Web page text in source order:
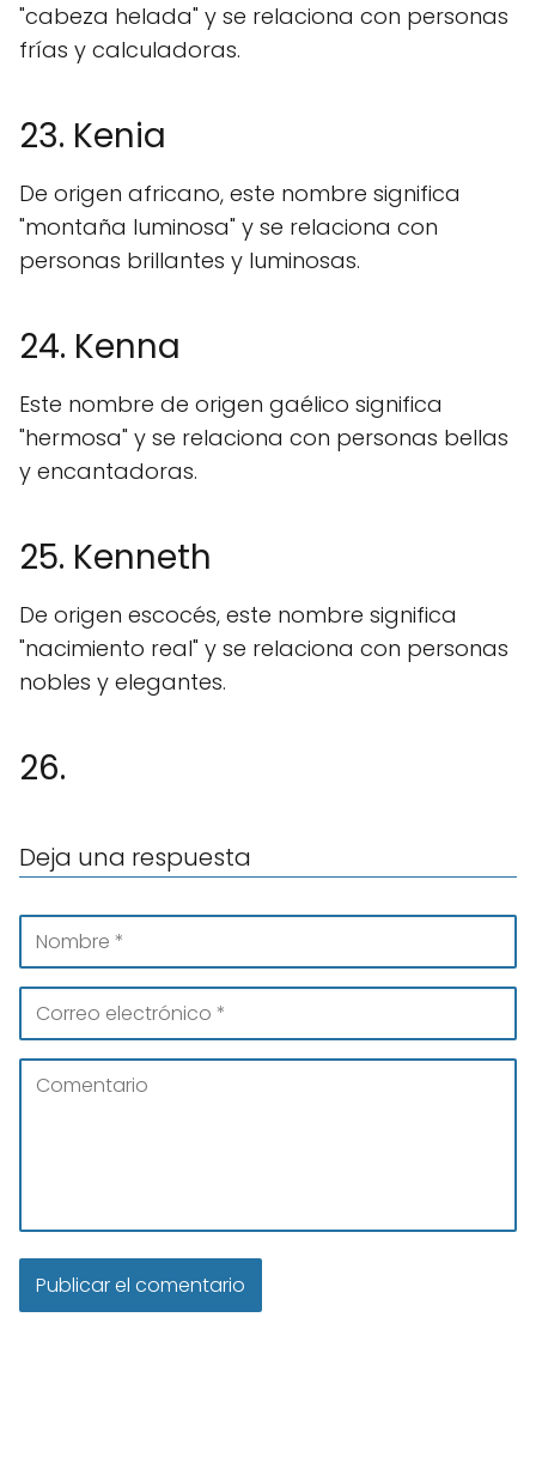
"cabeza helada" y se relaciona con personas
frías y calculadoras.
23. Kenia
De origen africano, este nombre significa
"montaña luminosa" y se relaciona con
personas brillantes y luminosas.
24. Kenna
Este nombre de origen gaélico significa
"hermosa" y se relaciona con personas bellas
y encantadoras.
25. Kenneth
De origen escocés, este nombre significa
"nacimiento real" y se relaciona con personas
nobles y elegantes.
26.
Deja una respuesta